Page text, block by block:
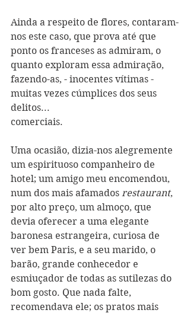
Ainda a respeito de flores, contaram-
nos este caso, que prova até que
ponto os franceses as admiram, o
quanto exploram essa admiração,
fazendo-as, - inocentes vítimas -
muitas vezes cúmplices dos seus
delitos...
comerciais.
Uma ocasião, dizia-nos alegremente
um espirituoso companheiro de
hotel; um amigo meu encomendou,
num dos mais afamados restaurant,
por alto preço, um almoço, que
devia oferecer a uma elegante
baronesa estrangeira, curiosa de
ver bem Paris, e a seu marido, o
barão, grande conhecedor e
esmiuçador de todas as sutilezas do
bom gosto. Que nada falte,
recomendava ele; os pratos mais